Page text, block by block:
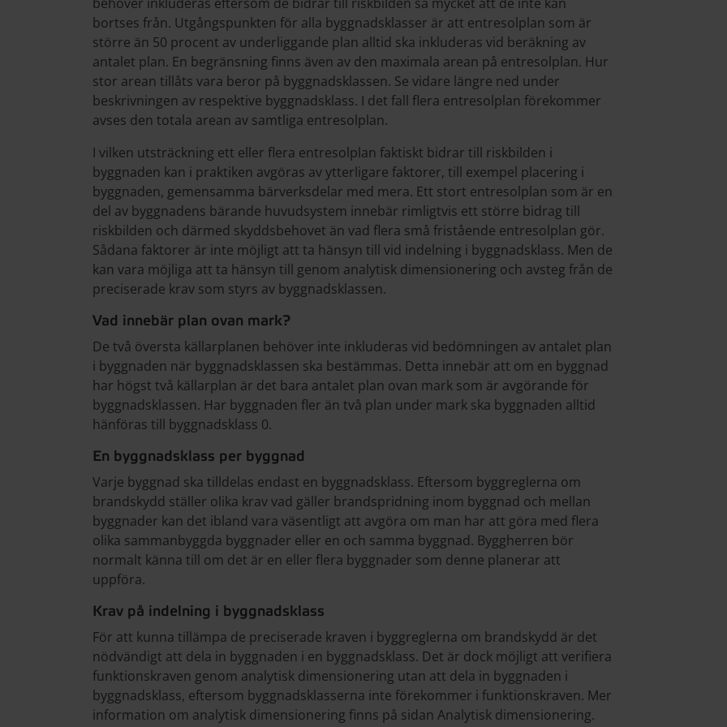
bortses från. Utgångspunkten för alla byggnadsklasser är att entresolplan som är
större än 50 procent av underliggande plan alltid ska inkluderas vid beräkning av
antalet plan. En begränsning finns även av den maximala arean på entresolplan. Hur
stor arean tillåts vara beror på byggnadsklassen. Se vidare längre ned under
beskrivningen av respektive byggnadsklass. I det fall flera entresolplan förekommer
avses den totala arean av samtliga entresolplan.
I vilken utsträckning ett eller flera entresolplan faktiskt bidrar till riskbilden i
byggnaden kan i praktiken avgöras av ytterligare faktorer, till exempel placering i
byggnaden, gemensamma bärverksdelar med mera. Ett stort entresolplan som är en
del av byggnadens bärande huvudsystem innebär rimligtvis ett större bidrag till
riskbilden och därmed skyddsbehovet än vad flera små fristående entresolplan gör.
Sådana faktorer är inte möjligt att ta hänsyn till vid indelning i byggnadsklass. Men de
kan vara möjliga att ta hänsyn till genom analytisk dimensionering och avsteg från de
preciserade krav som styrs av byggnadsklassen.
Vad innebär plan ovan mark?
De två översta källarplanen behöver inte inkluderas vid bedömningen av antalet plan
i byggnaden när byggnadsklassen ska bestämmas. Detta innebär att om en byggnad
har högst två källarplan är det bara antalet plan ovan mark som är avgörande för
byggnadsklassen. Har byggnaden fler än två plan under mark ska byggnaden alltid
hänföras till byggnadsklass 0.
En byggnadsklass per byggnad
Varje byggnad ska tilldelas endast en byggnadsklass. Eftersom byggreglerna om
brandskydd ställer olika krav vad gäller brandspridning inom byggnad och mellan
byggnader kan det ibland vara väsentligt att avgöra om man har att göra med flera
olika sammanbyggda byggnader eller en och samma byggnad. Byggherren bör
normalt känna till om det är en eller flera byggnader som denne planerar att
uppföra.
Krav på indelning i byggnadsklass
För att kunna tillämpa de preciserade kraven i byggreglerna om brandskydd är det
nödvändigt att dela in byggnaden i en byggnadsklass. Det är dock möjligt att verifiera
funktionskraven genom analytisk dimensionering utan att dela in byggnaden i
byggnadsklass, eftersom byggnadsklasserna inte förekommer i funktionskraven. Mer
information om analytisk dimensionering finns på sidan Analytisk dimensionering.